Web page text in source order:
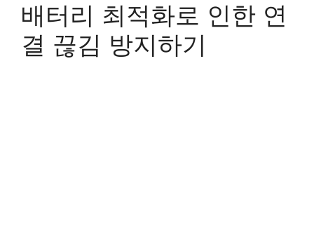
배터리 최적화로 인한 연
결 끊김 방지하기